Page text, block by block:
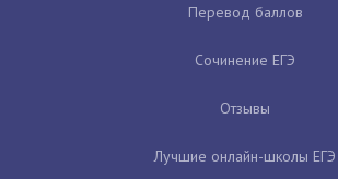
Перевод баллов
Сочинение ЕГЭ
Отзывы
Лучшие онлайн-школы ЕГЭ